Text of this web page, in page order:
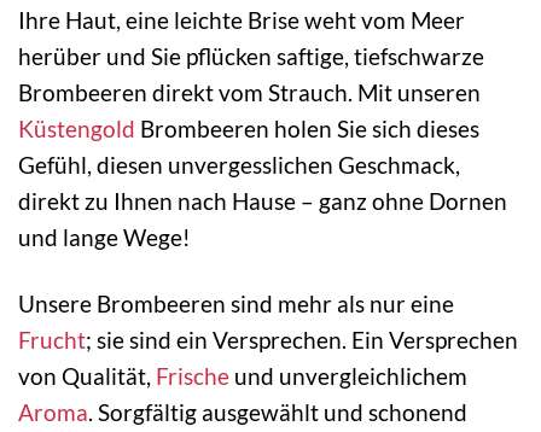
Ihre Haut, eine leichte Brise weht vom Meer
herüber und Sie pflücken saftige, tiefschwarze
Brombeeren direkt vom Strauch. Mit unseren
Küstengold Brombeeren holen Sie sich dieses
Gefühl, diesen unvergesslichen Geschmack,
direkt zu Ihnen nach Hause – ganz ohne Dornen
und lange Wege!
Unsere Brombeeren sind mehr als nur eine
Frucht; sie sind ein Versprechen. Ein Versprechen
von Qualität, Frische und unvergleichlichem
Aroma. Sorgfältig ausgewählt und schonend